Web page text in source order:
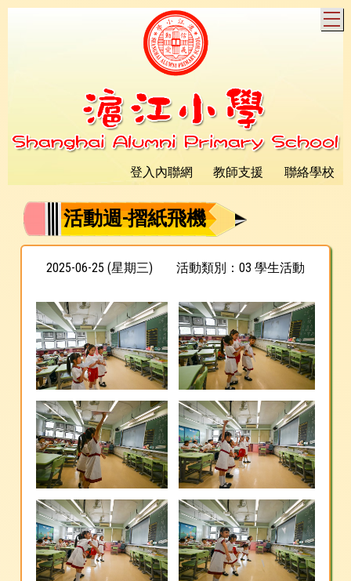
登入內聯網 教師支援 聯絡學校
活動週-摺紙飛機
2025-06-25 (星期三) 活動類別：03 學生活動